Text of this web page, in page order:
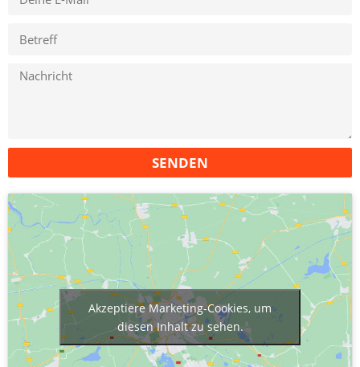
SENDEN
Akzeptiere Marketing-Cookies, um
diesen Inhalt zu sehen.